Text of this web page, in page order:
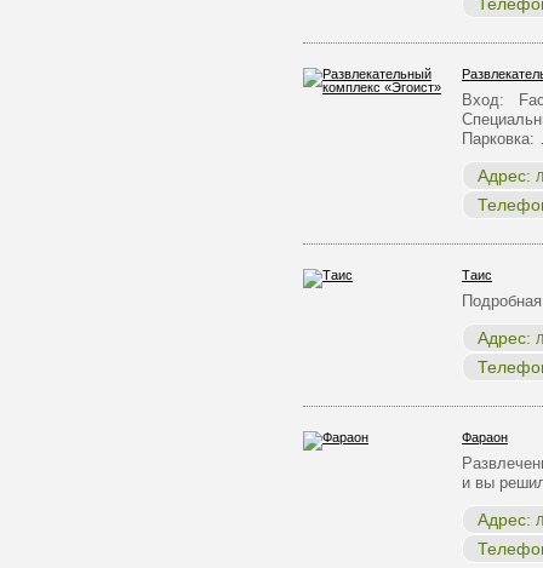
Вход:
Адрес:
Таис
Адрес:
Фараон
и вы
Адрес: